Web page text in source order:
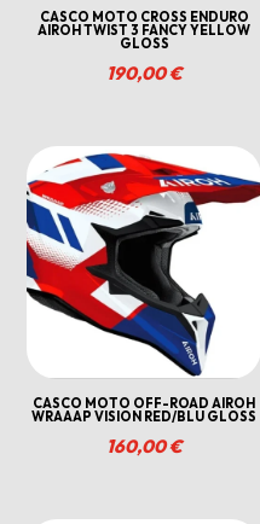
CASCO MOTO CROSS ENDURO
AIROH TWIST 3 FANCY YELLOW
GLOSS
190,00€
CASCO MOTO OFF-ROAD AIROH
WRAAAP VISION RED/BLU GLOSS
160,00€